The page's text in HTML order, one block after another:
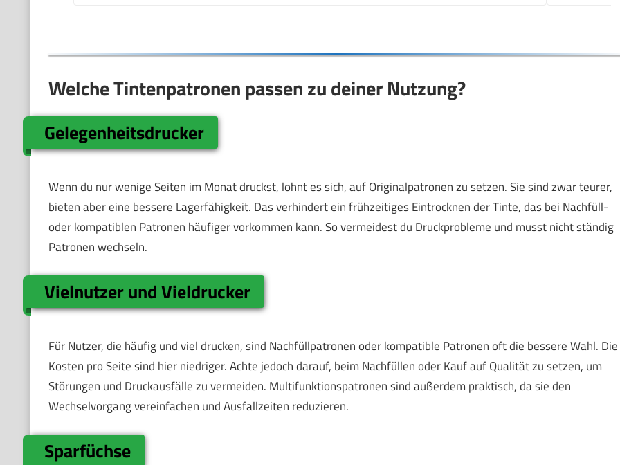
Welche Tintenpatronen passen zu deiner Nutzung?
Gelegenheitsdrucker
Wenn du nur wenige Seiten im Monat druckst, lohnt es sich, auf Originalpatronen zu setzen. Sie sind zwar teurer,
bieten aber eine bessere Lagerfähigkeit. Das verhindert ein frühzeitiges Eintrocknen der Tinte, das bei Nachfüll-
oder kompatiblen Patronen häufiger vorkommen kann. So vermeidest du Druckprobleme und musst nicht ständig
Patronen wechseln.
Vielnutzer und Vieldrucker
Für Nutzer, die häufig und viel drucken, sind Nachfüllpatronen oder kompatible Patronen oft die bessere Wahl. Die
Kosten pro Seite sind hier niedriger. Achte jedoch darauf, beim Nachfüllen oder Kauf auf Qualität zu setzen, um
Störungen und Druckausfälle zu vermeiden. Multifunktionspatronen sind außerdem praktisch, da sie den
Wechselvorgang vereinfachen und Ausfallzeiten reduzieren.
Sparfüchse